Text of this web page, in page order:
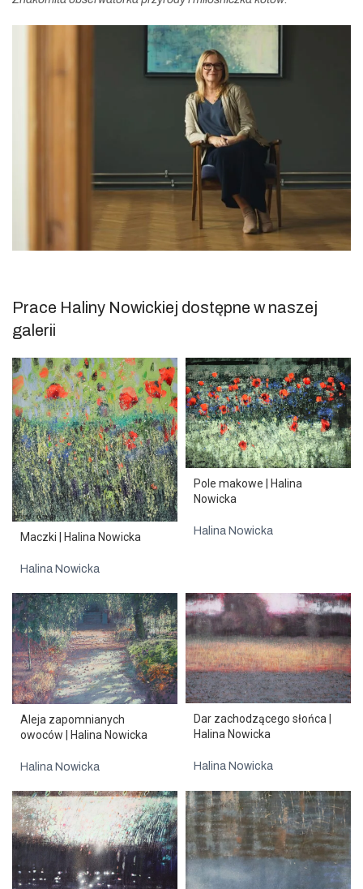
Prace Haliny Nowickiej dostępne w naszej
galerii
Maczki | Halina Nowicka
Halina Nowicka
Pole makowe | Halina
Nowicka
Halina Nowicka
Aleja zapomnianych
owoców | Halina Nowicka
Halina Nowicka
Dar zachodzącego słońca |
Halina Nowicka
Halina Nowicka